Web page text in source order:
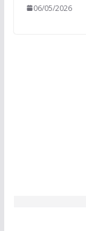
06/05/2026